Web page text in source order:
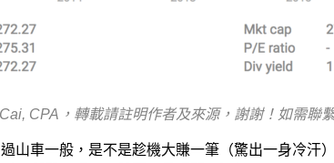
CPA，轉載請註明作者及來源，謝謝！如需聯
山車一般，是不是趁機大賺一筆（驚出一身冷汗